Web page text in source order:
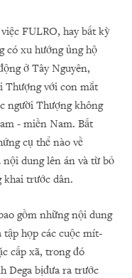
FULRO, hay bất kỳ
có xu hướng ủng hộ
ở Tây Nguyên,
Thượng với con mắt
người Thượng không
- miền Nam. Bất
cụ thể nào về
dung lên án và từ bỏ
khai trước dân.
gồm những nội dung
họp các cuộc mít-
cấp xã, trong đó
Dega bịđưa ra trước